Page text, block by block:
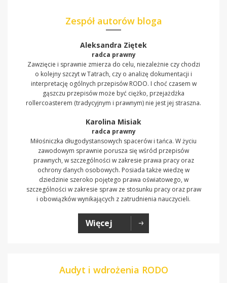
Zespół autorów bloga
Aleksandra Ziętek
radca prawny
Zawzięcie i sprawnie zmierza do celu, niezależnie czy chodzi
o kolejny szczyt w Tatrach, czy o analizę dokumentacji i
interpretację ogólnych przepisów RODO. I choć czasem w
gąszczu przepisów może być ciężko, przejażdżka
rollercoasterem (tradycyjnym i prawnym) nie jest jej straszna.
Karolina Misiak
radca prawny
Miłośniczka długodystansowych spacerów i tańca. W życiu
zawodowym sprawnie porusza się wśród przepisów
prawnych, w szczególności w zakresie prawa pracy oraz
ochrony danych osobowych. Posiada także wiedzę w
dziedzinie szeroko pojętego prawa oświatowego, w
szczególności w zakresie spraw ze stosunku pracy oraz praw
i obowiązków wynikających z zatrudnienia nauczycieli.
Więcej
Audyt i wdrożenia RODO